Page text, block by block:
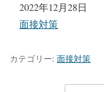
日付
2022年12月28日
関連理由
面接対策
カテゴリー: 面接対策